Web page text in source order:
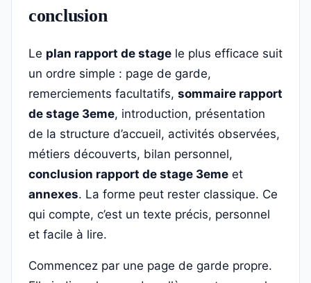
conclusion
Le plan rapport de stage le plus efficace suit
un ordre simple : page de garde,
remerciements facultatifs, sommaire rapport
de stage 3eme, introduction, présentation
de la structure d’accueil, activités observées,
métiers découverts, bilan personnel,
conclusion rapport de stage 3eme et
annexes. La forme peut rester classique. Ce
qui compte, c’est un texte précis, personnel
et facile à lire.
Commencez par une page de garde propre.